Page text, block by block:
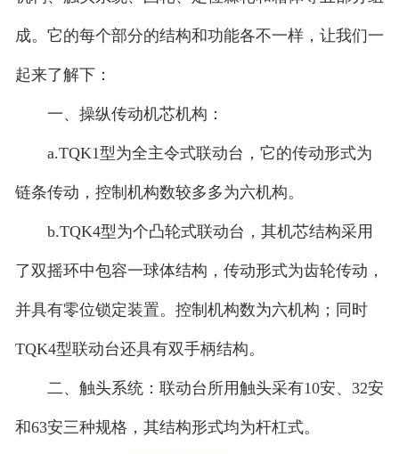
成。它的每个部分的结构和功能各不一样，让我们一
起来了解下：
一、操纵传动机芯机构：
a.TQK1型为全主令式联动台，它的传动形式为
链条传动，控制机构数较多多为六机构。
b.TQK4型为个凸轮式联动台，其机芯结构采用
了双摇环中包容一球体结构，传动形式为齿轮传动，
并具有零位锁定装置。控制机构数为六机构；同时
TQK4型联动台还具有双手柄结构。
二、触头系统：联动台所用触头采有10安、32安
和63安三种规格，其结构形式均为杆杠式。